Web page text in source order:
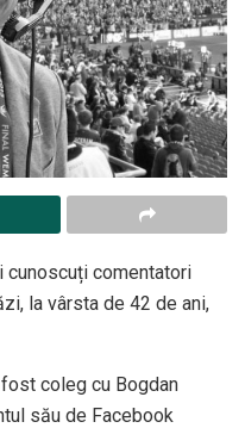
cunoscuți comentatori
la vârsta de 42 de ani,
coleg cu Bogdan
său de Facebook